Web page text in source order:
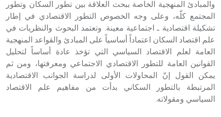
- هل تعلم أن أبجر Abgar اسم معروف جيداً يعود إلى عدد من
الملوك الذين حكموا مدينة إديسا (الرها) من أبجر الأول وحتى
التاسع، وهم ينتسبون إلى أسرة أوسروين
- هل تعلم أن الأبجدية الكنعانية تتألف من /22/ علامة كتابية
sign تكتب منفصلة غير متصلة، وتعتمد المبدأ الأكوروفوني،
حيث تقتصر القيمة الصوتية للعلامة الك
والمبادئ المنهجية الخاصة ببحث العلاقة بين تطور السكان وتطور
المجتمع كلّه، وعلى وجه الخصوص التطور الاقتصادي في إطار
تشكيلة اقتصادية ـ اجتماعية معينة. وتعتمد البحوث والنظريات في
علم اقتصاد السكان اعتماداً أساسياً على المبادئ والقواعد المنهجية
العامة لعلم الاقتصاد السياسي التي تؤخذ عادة أساساً لتحليل
القوانين العامة للتطور الاقتصادي الاجتماعي ومعرفتها، ومن ثم
يمكن القول إنّ المحاولات الأولى لدراسة الجوانب الاقتصادية
المرتبطة بالتطور السكاني بدأت من مفاهيم علم الاقتصاد
السياسي ومقولاته.